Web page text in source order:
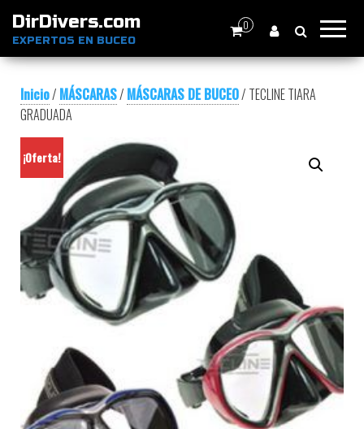
DirDivers.com
EXPERTOS EN BUCEO
0
Inicio/ MÁSCARAS/ MÁSCARAS DE BUCEO/ TECLINE TIARA
GRADUADA
¡Oferta!